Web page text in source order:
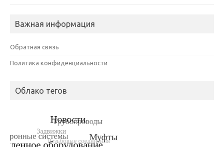
Важная информация
Обратная связь
Политика конфиденциальности
Облако тегов